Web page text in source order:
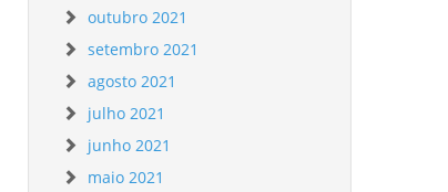
outubro 2021
setembro 2021
agosto 2021
julho 2021
junho 2021
maio 2021